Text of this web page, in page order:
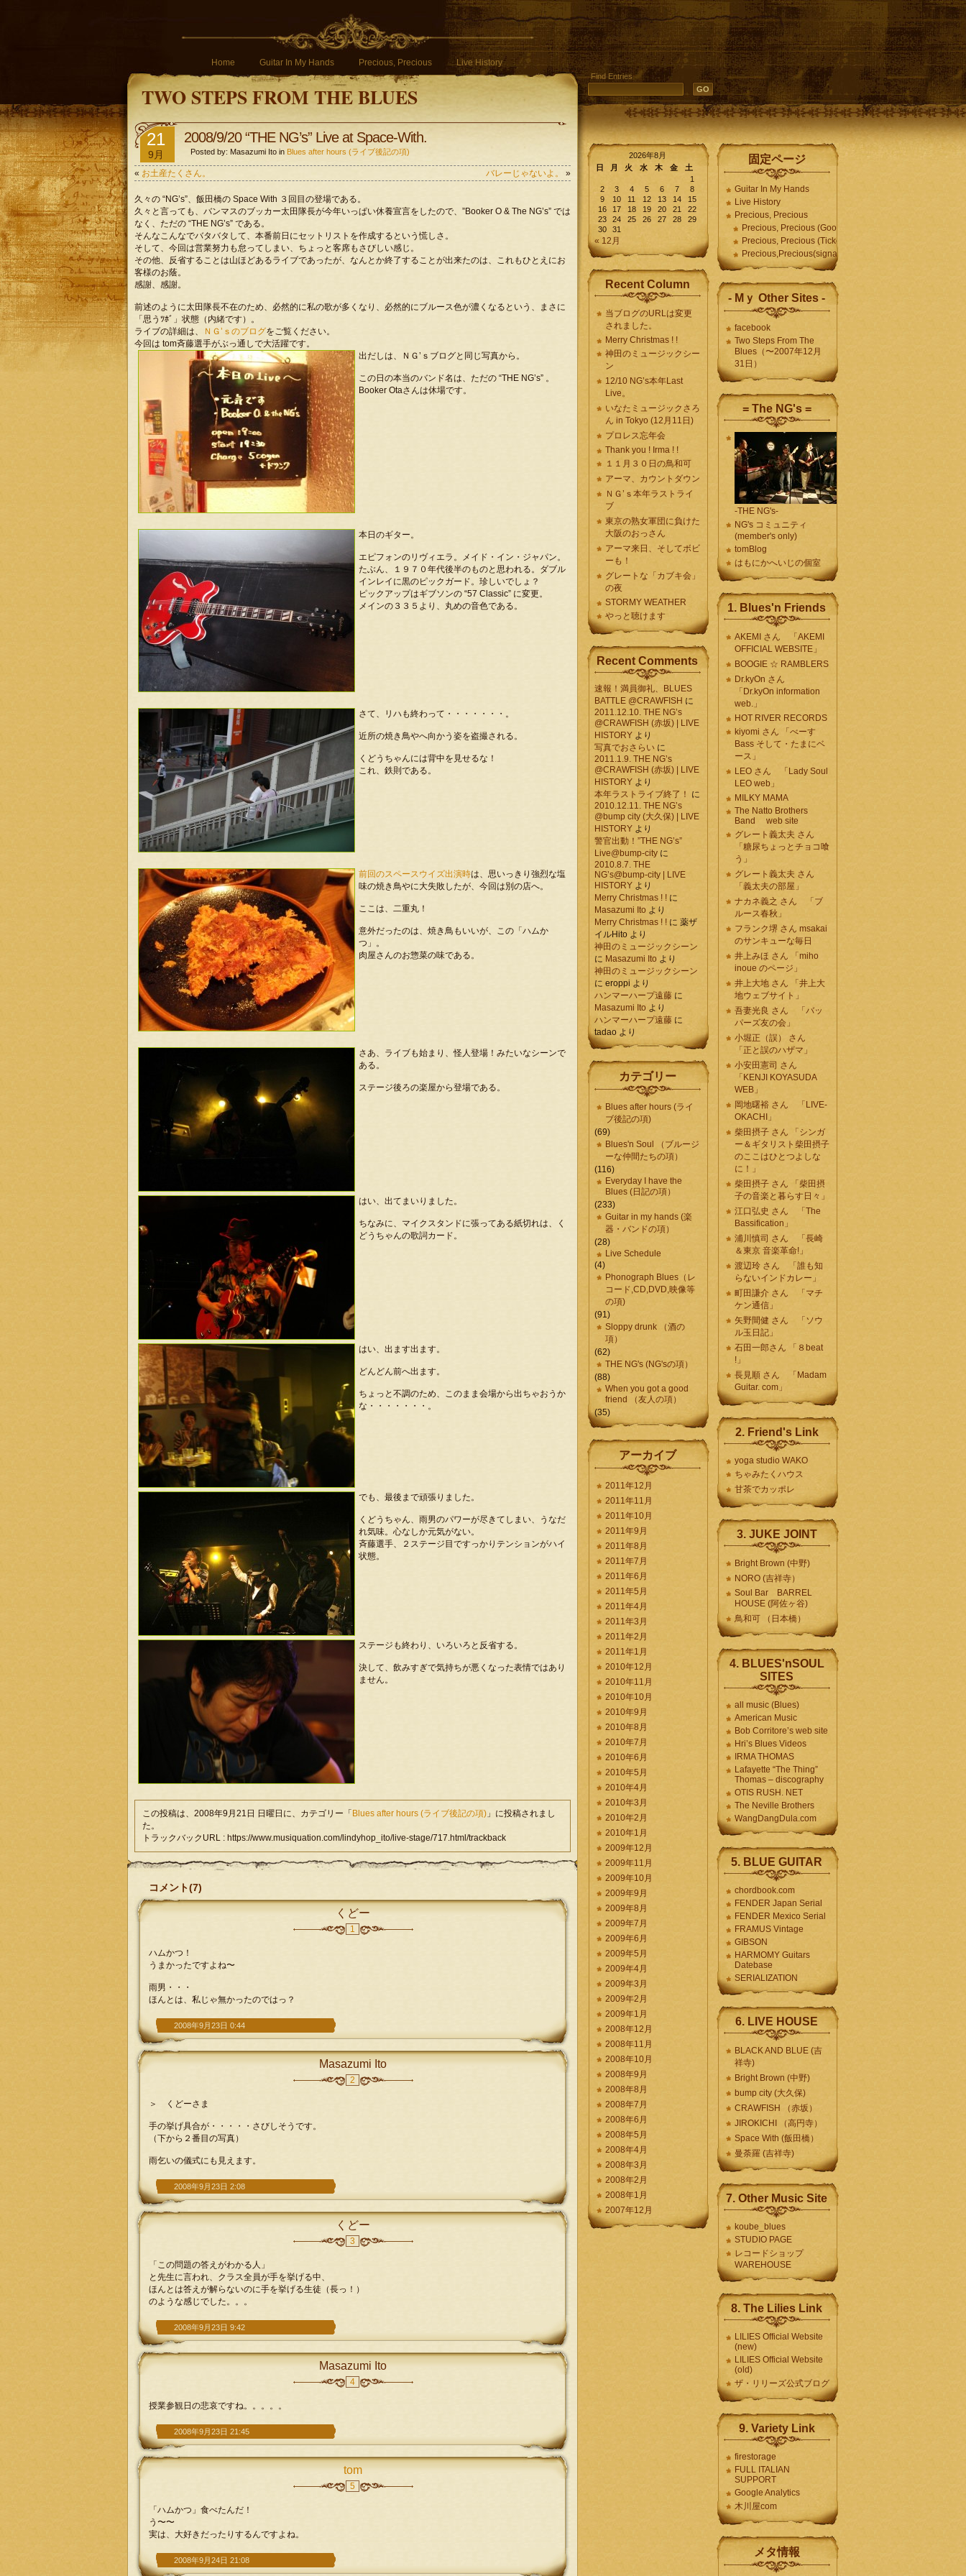
Home Guitar In My Hands Precious, Precious Live History
TWO STEPS FROM THE BLUES
Find Entries
21
9月
2008/9/20 “THE NG’s” Live at Space-With.
Posted by: Masazumi Ito in Blues after hours (ライブ後記の項)
« お土産たくさん。 バレーじゃないよ。 »
久々の “NG’s”、飯田橋の Space With ３回目の登場である。
久々と言っても、バンマスのブッカー太田隊長が今年いっぱい休養宣言をしたので、”Booker O & The NG’s” では
なく、ただの “THE NG’s” である。
そんなこんなでバタバタして、本番前日にセットリストを作成するという慌しさ。
そして、今回は営業努力も怠ってしまい、ちょっと客席もさびしい感じ。
その他、反省することは山ほどあるライブであったが、なんとか終了することが出来たのは、これもひとえにお
客様のお蔭。
感謝、感謝。
前述のように太田隊長不在のため、必然的に私の歌が多くなり、必然的にブルース色が濃くなるという、まさに
「思うﾂﾎﾞ」状態（内緒です）。
ライブの詳細は、
ＮＧ’ｓのブログをご覧ください。
今回は tom斉藤選手がぶっ通しで大活躍です。
出だしは、ＮＧ’ｓブログと同じ写真から。
この日の本当のバンド名は、ただの “THE NG’s” 。
Booker Otaさんは休場です。
本日のギター。
エピフォンのリヴィエラ。メイド・イン・ジャパン。
たぶん、１９７０年代後半のものと思われる。ダブル
インレイに黒のピックガード。珍しいでしょ？
ピックアップはギブソンの “57 Classic” に変更。
メインの３３５より、丸めの音色である。
さて、リハも終わって・・・・・・・。
近所の焼き鳥やへ向かう姿を盗撮される。
くどうちゃんには背中を見せるな！
これ、鉄則である。
前回のスペースウイズ出演時は、思いっきり強烈な塩
味の焼き鳥やに大失敗したが、今回は別の店へ。
ここは、二重丸！
意外だったのは、焼き鳥もいいが、この「ハムか
つ」。
肉屋さんのお惣菜の味である。
さあ、ライブも始まり、怪人登場！みたいなシーンで
ある。
ステージ後ろの楽屋から登場である。
はい、出てまいりました。
ちなみに、マイクスタンドに張ってある紙切れは、く
どうちゃんの歌詞カード。
はい、出ます出ます。
どんどん前へ出ます。
ちょっと不調のため、このまま会場から出ちゃおうか
な・・・・・・・。
でも、最後まで頑張りました。
くどうちゃん、雨男のパワーが尽きてしまい、うなだ
れ気味。心なしか元気がない。
斉藤選手、２ステージ目ですっかりテンションがハイ
状態。
ステージも終わり、いろいろと反省する。
決して、飲みすぎで気持ちが悪くなった表情ではあり
ません。
この投稿は、2008年9月21日 日曜日に、カテゴリー「 Blues after hours (ライブ後記の項) 」に投稿されまし
た。
トラックバックURL : https://www.musiquation.com/lindyhop_ito/live-stage/717.html/trackback
コメント(7)
くどー
1
ハムかつ！
うまかったですよね〜
雨男・・・
ほんとは、私じゃ無かったのではっ？
2008年9月23日 0:44
Masazumi Ito
2
＞ くどーさま
手の挙げ具合が・・・・・さびしそうです。
（下から２番目の写真）
雨乞いの儀式にも見えます。
2008年9月23日 2:08
くどー
3
「この問題の答えがわかる人」
と先生に言われ、クラス全員が手を挙げる中、
ほんとは答えが解らないのに手を挙げる生徒（長っ！）
のような感じでした。。。
2008年9月23日 9:42
Masazumi Ito
4
授業参観日の悲哀ですね。。。。。
2008年9月23日 21:45
tom
5
「ハムかつ」食べたんだ！
う〜〜
実は、大好きだったりするんですよね。
2008年9月24日 21:08
2026年8月
日
月 火 水 木 金
土
1
2
3 4 5 6 7
8
9
10 11 12 13 14
15
16
17 18 19 20 21
22
23
24 25 26 27 28
29
30
31
« 12月
Recent Column
当ブログのURLは変更
されました。
Merry Christmas ! !
神田のミュージックシー
ン
12/10 NG’s本年Last
Live。
いなたミュージックさろ
ん in Tokyo (12月11日)
プロレス忘年会
Thank you ! Irma ! !
１１月３０日の鳥和可
アーマ、カウントダウン
ＮＧ’ｓ本年ラストライ
ブ
東京の熟女軍団に負けた
大阪のおっさん
アーマ来日、そしてボビ
ーも！
グレートな「カブキ会」
の夜
STORMY WEATHER
やっと聴けます
Recent Comments
速報！満員御礼、BLUES
BATTLE @CRAWFISH に
2011.12.10. THE NG’s
@CRAWFISH (赤坂) | LIVE
HISTORY より
写真でおさらい に
2011.1.9. THE NG’s
@CRAWFISH (赤坂) | LIVE
HISTORY より
本年ラストライブ終了！
に
2010.12.11. THE NG’s
@bump city (大久保) | LIVE
HISTORY より
警官出動！”THE NG’s”
Live@bump-city に
2010.8.7. THE
NG’s@bump-city | LIVE
HISTORY より
Merry Christmas ! ! に
Masazumi Ito より
Merry Christmas ! ! に 薬ザ
イルHito より
神田のミュージックシーン
に Masazumi Ito より
神田のミュージックシーン
に eroppi より
ハンマーハープ遠藤 に
Masazumi Ito より
ハンマーハープ遠藤 に
tadao より
カテゴリー
Blues after hours (ライ
ブ後記の項)
(69)
Blues'n Soul （ブルージ
ーな仲間たちの項）
(116)
Everyday I have the
Blues (日記の項）
(233)
Guitar in my hands (楽
器・バンドの項）
(28)
Live Schedule
(4)
Phonograph Blues（レ
コード,CD,DVD,映像等
の項)
(91)
Sloppy drunk （酒の
項）
(62)
THE NG's (NG'sの項）
(88)
When you got a good
friend （友人の項）
(35)
アーカイブ
2011年12月
2011年11月
2011年10月
2011年9月
2011年8月
2011年7月
2011年6月
2011年5月
2011年4月
2011年3月
2011年2月
2011年1月
2010年12月
2010年11月
2010年10月
2010年9月
2010年8月
2010年7月
2010年6月
2010年5月
2010年4月
2010年3月
2010年2月
2010年1月
2009年12月
2009年11月
2009年10月
2009年9月
2009年8月
2009年7月
2009年6月
2009年5月
2009年4月
2009年3月
2009年2月
2009年1月
2008年12月
2008年11月
2008年10月
2008年9月
2008年8月
2008年7月
2008年6月
2008年5月
2008年4月
2008年3月
2008年2月
2008年1月
2007年12月
固定ページ
Guitar In My Hands
Live History
Precious, Precious
Precious, Precious (Goods)
Precious, Precious (Ticket)
Precious,Precious(signature)
- Mｙ Other Sites -
facebook
Two Steps From The
Blues（〜2007年12月
31日）
= The NG's =
-THE NG's-
NG's コミュニティ
(member's only)
tomBlog
はもにかへいじの個室
1. Blues'n Friends
AKEMI さん 「AKEMI
OFFICIAL WEBSITE」
BOOGIE ☆ RAMBLERS
Dr.kyOn さん
「Dr.kyOn information
web.」
HOT RIVER RECORDS
kiyomi さん 「べーす
Bass そして・たまにベ
ース」
LEO さん 「Lady Soul
LEO web」
MILKY MAMA
The Natto Brothers
Band web site
グレート義太夫 さん
「糖尿ちょっとチョコ喰
う」
グレート義太夫 さん
「義太夫の部屋」
ナカネ義之 さん 「ブ
ルース春秋」
フランク堺 さん msakai
のサンキューな毎日
井上みほ さん 「miho
inoue のページ」
井上大地 さん 「井上大
地ウェブサイト」
吾妻光良 さん 「バッ
パーズ友の会」
小堀正（誤） さん
「正と誤のハザマ」
小安田憲司 さん
「KENJI KOYASUDA
WEB」
岡地曙裕 さん 「LIVE-
OKACHI」
柴田摂子 さん 「シンガ
ー＆ギタリスト柴田摂子
のここはひとつよしな
に！」
柴田摂子 さん 「柴田摂
子の音楽と暮らす日々」
江口弘史 さん 「The
Bassification」
浦川慎司 さん 「長崎
＆東京 音楽革命!」
渡辺玲 さん 「誰も知
らないインドカレー」
町田謙介 さん 「マチ
ケン通信」
矢野間健 さん 「ソウ
ル玉日記」
石田一郎さん 「８beat
!」
長見順 さん 「Madam
Guitar. com」
2. Friend's Link
yoga studio WAKO
ちゃみたくハウス
甘茶でカッポレ
3. JUKE JOINT
Bright Brown (中野)
NORO (吉祥寺）
Soul Bar BARREL
HOUSE (阿佐ヶ谷)
鳥和可 （日本橋）
4. BLUES'nSOUL
SITES
all music (Blues)
American Music
Bob Corritore’s web site
Hri’s Blues Videos
IRMA THOMAS
Lafayette “The Thing”
Thomas – discography
OTIS RUSH. NET
The Neville Brothers
WangDangDula.com
5. BLUE GUITAR
chordbook.com
FENDER Japan Serial
FENDER Mexico Serial
FRAMUS Vintage
GIBSON
HARMOMY Guitars
Datebase
SERIALIZATION
6. LIVE HOUSE
BLACK AND BLUE (吉
祥寺)
Bright Brown (中野)
bump city (大久保)
CRAWFISH （赤坂）
JIROKICHI （高円寺）
Space With (飯田橋）
曼荼羅 (吉祥寺)
7. Other Music Site
koube_blues
STUDIO PAGE
レコードショップ
WAREHOUSE
8. The Lilies Link
LILIES Official Website
(new)
LILIES Official Website
(old)
ザ・リリーズ公式ブログ
9. Variety Link
firestorage
FULL ITALIAN
SUPPORT
Google Analytics
木川屋com
メタ情報